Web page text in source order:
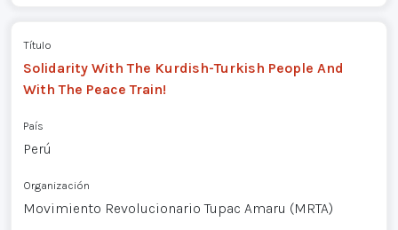
Título
Solidarity With The Kurdish-Turkish People And
With The Peace Train!
País
Perú
Organización
Movimiento Revolucionario Tupac Amaru (MRTA)